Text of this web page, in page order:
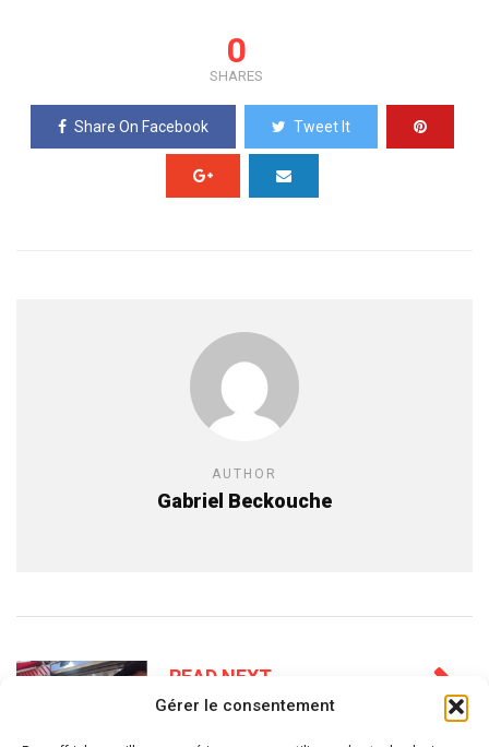
Gérer le consentement
0
SHARES
Share On Facebook Tweet It
AUTHOR
Gabriel Beckouche
READ NEXT
La Révolution des Téfilines à